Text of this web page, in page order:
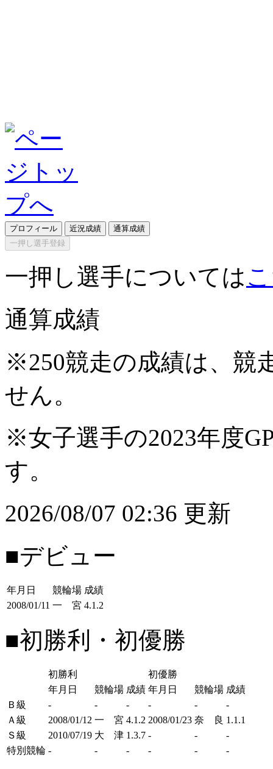
プロフィール 近況成績
通算成績
一押し選手登録
一押し選手については
通算成績
※250競走の成績は、競
せん。
※女子選手の2023年度
す。
2026/08/07 02:36 更新
■デビュー
年月日 競輪場 成績
2008/01/11 一 宮 4.1.2
■初勝利・初優勝
初勝利
初優勝
年月日
競輪場 成績 年月日 競輪場 成績
Ｂ級
- - - - -
-
Ａ級
2008/01/12 一 宮 4.1.2 2008/01/23 奈 良 1.1.1
Ｓ級
2010/07/19 大 津 1.3.7 - -
-
特別競輪 - - - - - -